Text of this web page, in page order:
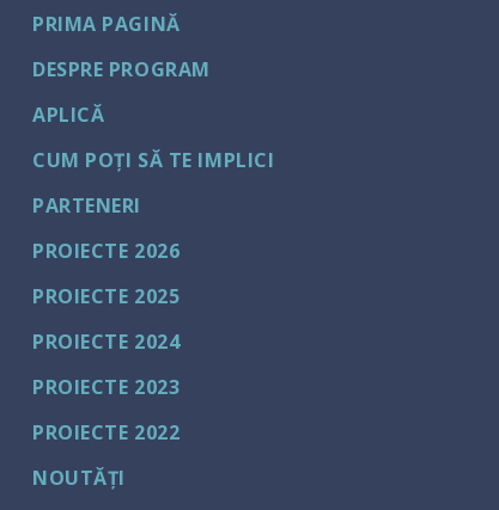
PRIMA PAGINĂ
DESPRE PROGRAM
APLICĂ
CUM POȚI SĂ TE IMPLICI
PARTENERI
PROIECTE 2026
PROIECTE 2025
PROIECTE 2024
PROIECTE 2023
PROIECTE 2022
NOUTĂȚI